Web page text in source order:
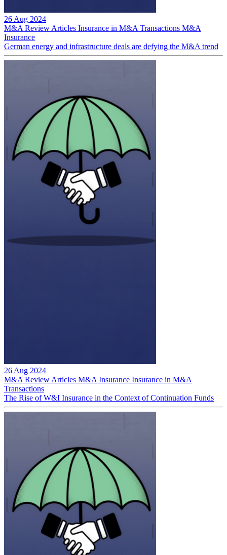
26 Aug 2024
M&A Review Articles Insurance in M&A Transactions M&A
Insurance
German energy and infrastructure deals are defying the M&A trend
26 Aug 2024
M&A Review Articles M&A Insurance Insurance in M&A
Transactions
The Rise of W&I Insurance in the Context of Continuation Funds